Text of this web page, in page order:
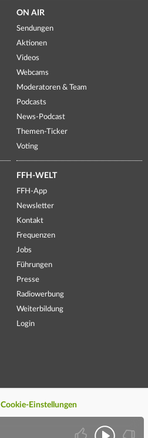
ON AIR
Sendungen
Aktionen
Videos
Webcams
Moderatoren & Team
Podcasts
News-Podcast
Themen-Ticker
Voting
FFH-WELT
FFH-App
Newsletter
Kontakt
Frequenzen
Jobs
Führungen
Presse
Radiowerbung
Weiterbildung
Login
Cookie-Einstellungen